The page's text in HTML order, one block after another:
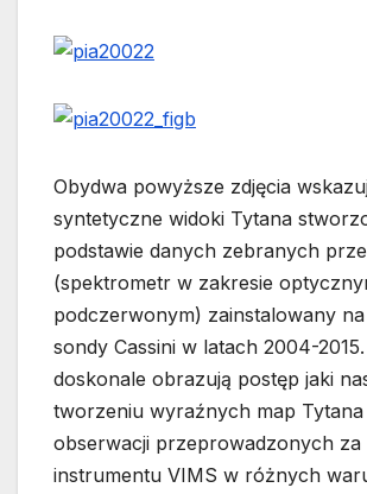
Obydwa powyższe zdjęcia
syntetyczne widoki Tytana
podstawie danych zebranych
(spektrometr w zakresie
podczerwonym) zainstalowany na
sondy Cassini w latach 2004-
doskonale obrazują postęp jaki
tworzeniu wyraźnych map
obserwacji przeprowadzonych za
instrumentu VIMS w różnych